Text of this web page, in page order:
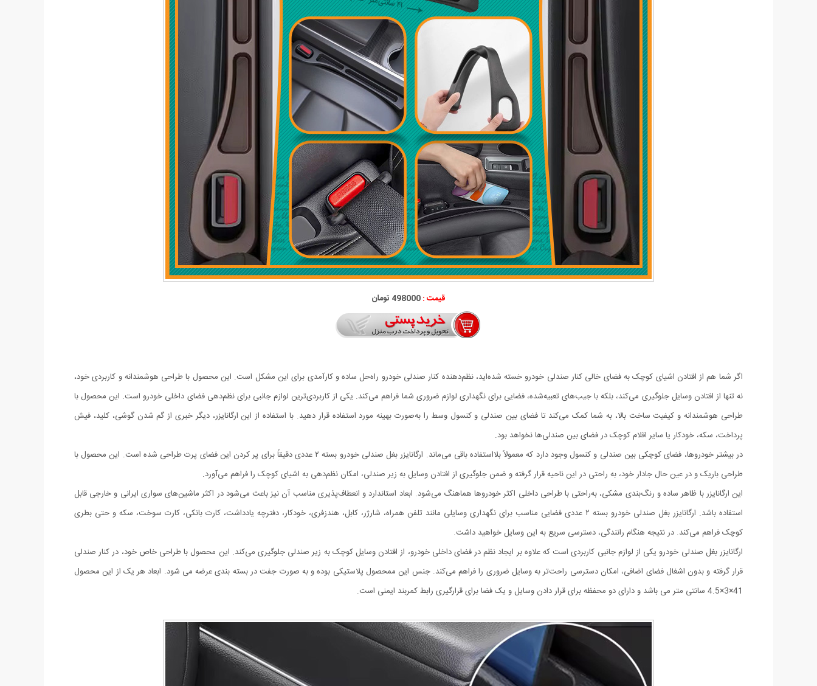
قیمت :498000 تومان
اگر شما هم از افتادن اشیای کوچک به فضای خالی کنار صندلی خودرو خسته شده‌اید، نظم‌دهنده کنار صندلی خودرو راه‌حل ساده و کارآمدی برای این مشکل است. این محصول با طراحی هوشمندانه و کاربردی خود،
نه تنها از افتادن وسایل جلوگیری می‌کند، بلکه با جیب‌های تعبیه‌شده، فضایی برای نگهداری لوازم ضروری شما فراهم می‌کند. یکی از کاربردی‌ترین لوازم جانبی برای نظم‌دهی فضای داخلی خودرو است. این محصول با
طراحی هوشمندانه و کیفیت ساخت بالا، به شما کمک می‌کند تا فضای بین صندلی و کنسول وسط را به‌صورت بهینه مورد استفاده قرار دهید. با استفاده از این ارگانایزر، دیگر خبری از گم شدن گوشی، کلید، فیش
پرداخت، سکه، خودکار یا سایر اقلام کوچک در فضای بین صندلی‌ها نخواهد بود.
در بیشتر خودروها، فضای کوچکی بین صندلی و کنسول وجود دارد که معمولاً بلااستفاده باقی می‌ماند. ارگانایزر بغل صندلی خودرو بسته ۲ عددی دقیقاً برای پر کردن این فضای پرت طراحی شده است. این محصول با
طراحی باریک و در عین حال جادار خود، به راحتی در این ناحیه قرار گرفته و ضمن جلوگیری از افتادن وسایل به زیر صندلی، امکان نظم‌دهی به اشیای کوچک را فراهم می‌آورد.
این ارگانایزر با ظاهر ساده و رنگ‌بندی مشکی، به‌راحتی با طراحی داخلی اکثر خودروها هماهنگ می‌شود. ابعاد استاندارد و انعطاف‌پذیری مناسب آن نیز باعث می‌شود در اکثر ماشین‌های سواری ایرانی و خارجی قابل
استفاده باشد. ارگانایزر بغل صندلی خودرو بسته ۲ عددی فضایی مناسب برای نگهداری وسایلی مانند تلفن همراه، شارژر، کابل، هندزفری، خودکار، دفترچه یادداشت، کارت بانکی، کارت سوخت، سکه و حتی بطری
کوچک فراهم می‌کند. در نتیجه هنگام رانندگی، دسترسی سریع به این وسایل خواهید داشت.
ارگانایزر بغل صندلی خودرو یکی از لوازم جانبی کاربردی است که علاوه بر ایجاد نظم در فضای داخلی خودرو، از افتادن وسایل کوچک به زیر صندلی جلوگیری می‌کند. این محصول با طراحی خاص خود، در کنار صندلی
قرار گرفته و بدون اشغال فضای اضافی، امکان دسترسی راحت‌تر به وسایل ضروری را فراهم می‌کند. جنس این ممحصول پلاستیکی بوده و به صورت جفت در بسته بندی عرضه می شود. ابعاد هر یک از این محصول
41×3×4.5 سانتی متر می باشد و دارای دو محفظه برای قرار دادن وسایل و یک فضا برای قرارگیری رابط کمربند ایمنی است.